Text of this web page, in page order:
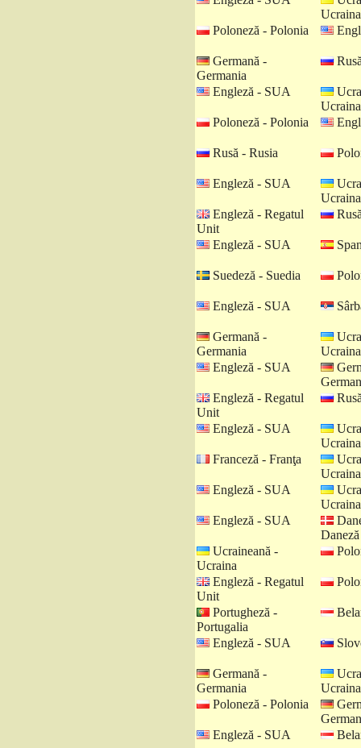
Ucraina
Poloneză - Polonia
Germană -
Germania
Engleză - SUA
Ucraina
Poloneză - Polonia
Rusă - Rusia
Engleză - SUA
Ucraina
Engleză - Regatul
Unit
Engleză - SUA
Suedeză - Suedia
Engleză - SUA
Germană -
Germania
Ucraina
Engleză - SUA
Engleză - Regatul
Unit
Engleză - SUA
Ucraina
Franceză - Franţa
Ucraina
Engleză - SUA
Ucraina
Engleză - SUA
Daneză
Ucraineană -
Ucraina
Engleză - Regatul
Unit
Portugheză -
Portugalia
Engleză - SUA
Germană -
Germania
Ucraina
Poloneză - Polonia
Engleză - SUA